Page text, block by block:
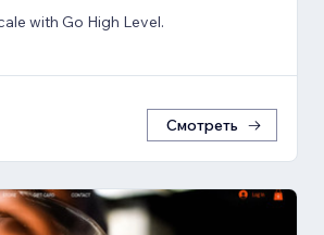
with Go High Level.
Смотреть